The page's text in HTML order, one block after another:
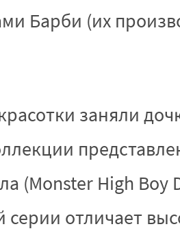
Барби (их
заняли
(Monster High
отличает